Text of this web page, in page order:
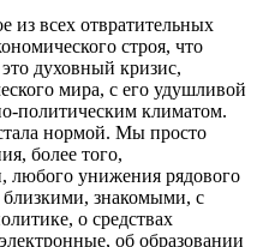
из всех отвратительных
строя, что
духовный кризис,
мира, с его удушливой
политическим климатом.
нормой. Мы просто
более того,
любого унижения рядового
близкими, знакомыми, с
о средствах
об образовании